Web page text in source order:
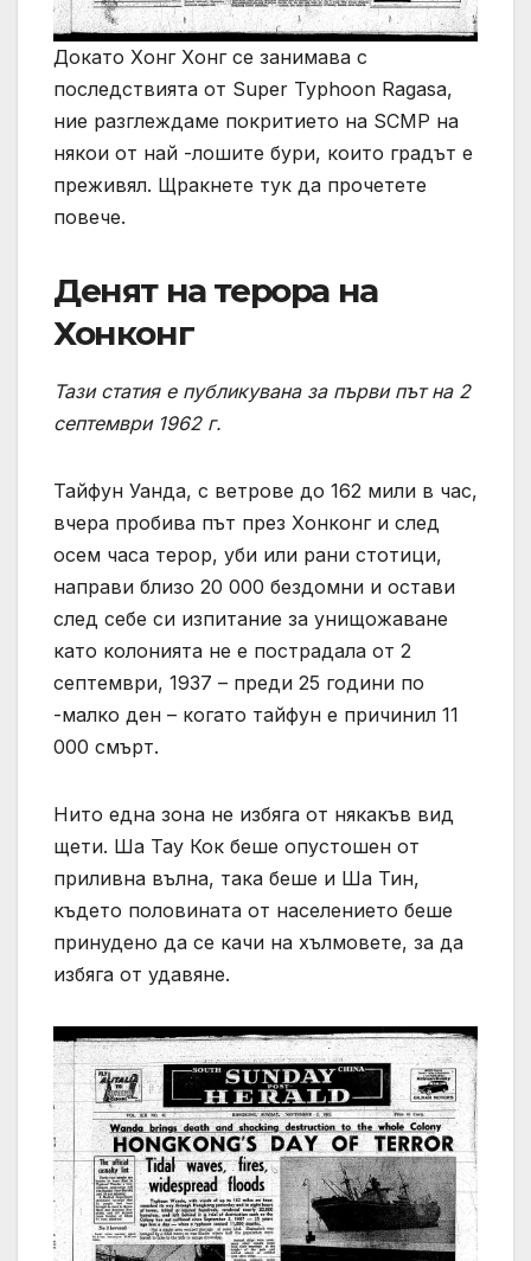
Докато Хонг Хонг се занимава с
последствията от Super Typhoon Ragasa,
ние разглеждаме покритието на SCMP на
някои от най -лошите бури, които градът е
преживял. Щракнете тук да прочетете
повече.
Денят на терора на
Хонконг
Тази статия е публикувана за първи път на 2
септември 1962 г.
Тайфун Уанда, с ветрове до 162 мили в час,
вчера пробива път през Хонконг и след
осем часа терор, уби или рани стотици,
направи близо 20 000 бездомни и остави
след себе си изпитание за унищожаване
като колонията не е пострадала от 2
септември, 1937 – преди 25 години по
-малко ден – когато тайфун е причинил 11
000 смърт.
Нито една зона не избяга от някакъв вид
щети. Ша Тау Кок беше опустошен от
приливна вълна, така беше и Ша Тин,
където половината от населението беше
принудено да се качи на хълмовете, за да
избяга от удавяне.